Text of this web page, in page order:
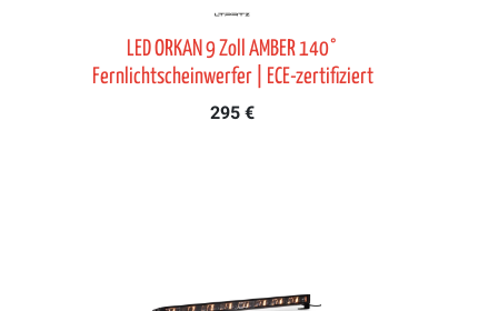
LED ORKAN 9 Zoll AMBER 140°
Fernlichtscheinwerfer | ECE-zertifiziert
295 €